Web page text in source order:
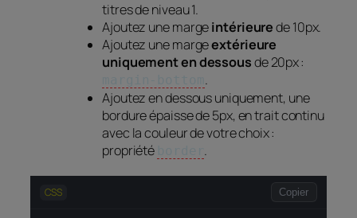
titres de niveau 1.
Ajoutez une margeintérieurede 10px.
Ajoutez une margeextérieure
uniquement en dessousde 20px :
.
Ajoutez en dessous uniquement, une
bordure épaisse de 5px, en trait continu
avec la couleur de votre choix :
propriété
.
CSS Copier